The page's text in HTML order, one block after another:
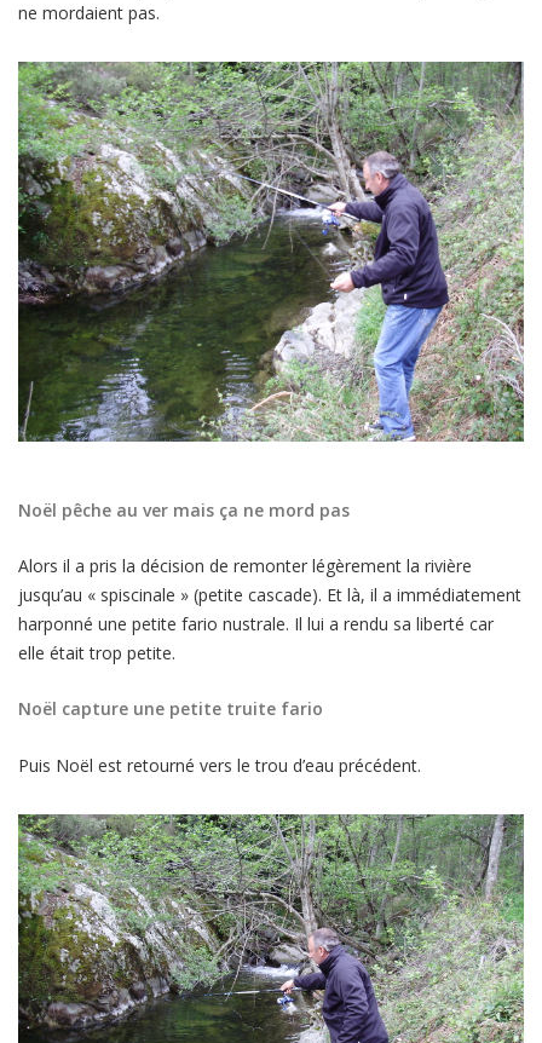
ne mordaient pas.
Noël pêche au ver mais ça ne mord pas
Alors il a pris la décision de remonter légèrement la rivière
jusqu’au « spiscinale » (petite cascade). Et là, il a immédiatement
harponné une petite fario nustrale. Il lui a rendu sa liberté car
elle était trop petite.
Noël capture une petite truite fario
Puis Noël est retourné vers le trou d’eau précédent.